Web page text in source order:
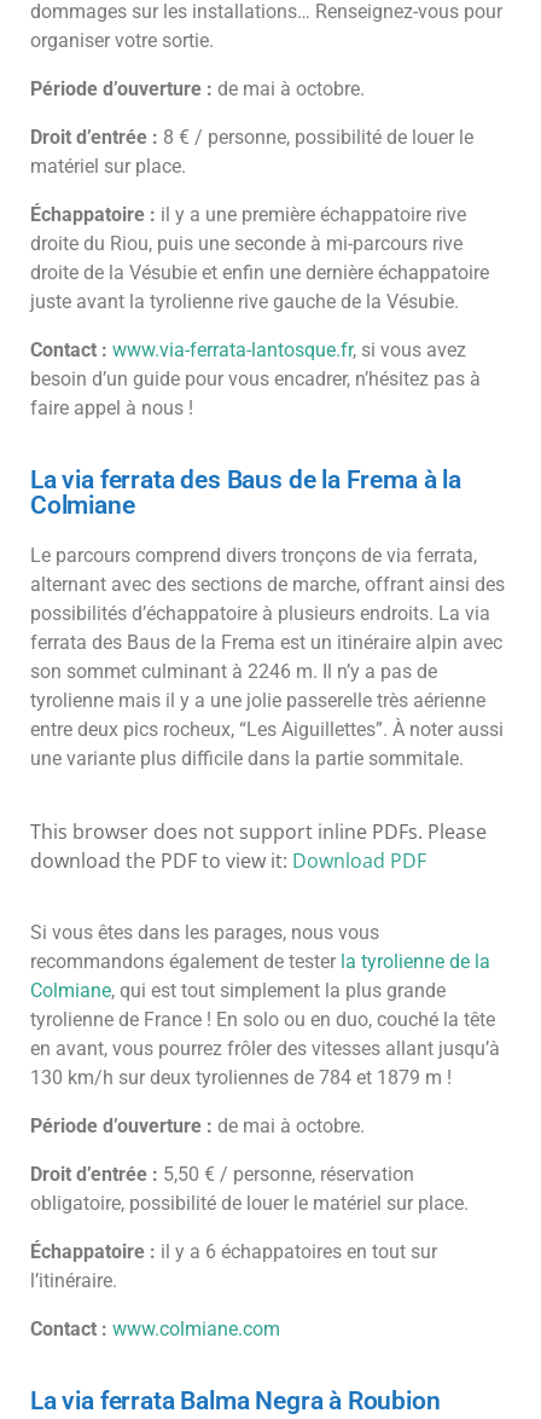
dommages sur les installations… Renseignez-vous pour
organiser votre sortie.
Période d’ouverture : de mai à octobre.
Droit d’entrée : 8 € / personne, possibilité de louer le
matériel sur place.
Échappatoire : il y a une première échappatoire rive
droite du Riou, puis une seconde à mi-parcours rive
droite de la Vésubie et enfin une dernière échappatoire
juste avant la tyrolienne rive gauche de la Vésubie.
Contact : www.via-ferrata-lantosque.fr, si vous avez
besoin d’un guide pour vous encadrer, n’hésitez pas à
faire appel à nous !
La via ferrata des Baus de la Frema à la
Colmiane​
Le parcours comprend divers tronçons de via ferrata,
alternant avec des sections de marche, offrant ainsi des
possibilités d’échappatoire à plusieurs endroits. La via
ferrata des Baus de la Frema est un itinéraire alpin avec
son sommet culminant à 2246 m. Il n’y a pas de
tyrolienne mais il y a une jolie passerelle très aérienne
entre deux pics rocheux, “Les Aiguillettes”. À noter aussi
une variante plus difficile dans la partie sommitale.
This browser does not support inline PDFs. Please
download the PDF to view it: Download PDF
Si vous êtes dans les parages, nous vous
recommandons également de tester la tyrolienne de la
Colmiane, qui est tout simplement la plus grande
tyrolienne de France ! En solo ou en duo, couché la tête
en avant, vous pourrez frôler des vitesses allant jusqu’à
130 km/h sur deux tyroliennes de 784 et 1879 m !
Période d’ouverture : de mai à octobre.
Droit d’entrée : 5,50 € / personne, réservation
obligatoire, possibilité de louer le matériel sur place.
Échappatoire : il y a 6 échappatoires en tout sur
l’itinéraire.
Contact : www.colmiane.com
La via ferrata Balma Negra à Roubion